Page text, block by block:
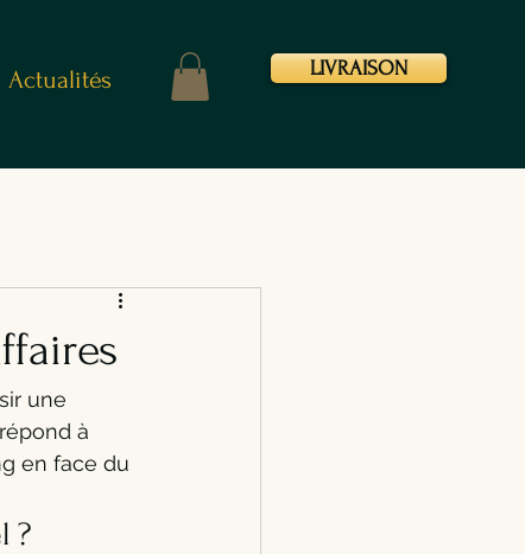
Actualités LIVRAISON
une
à
en face du
?